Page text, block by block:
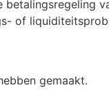
of
gemaakt.